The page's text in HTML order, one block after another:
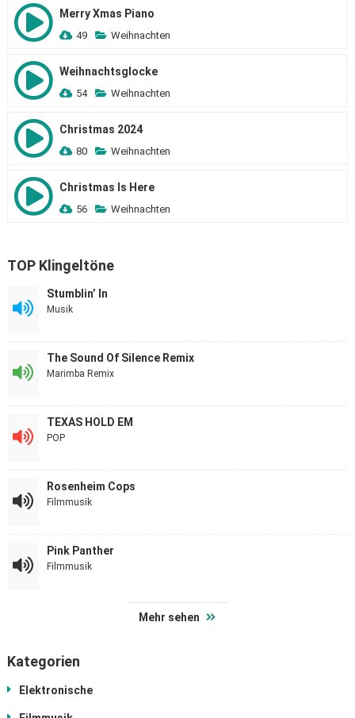
Merry Xmas Piano
49 Weihnachten
Weihnachtsglocke
54 Weihnachten
Christmas 2024
80 Weihnachten
Christmas Is Here
56 Weihnachten
TOP Klingeltöne
Stumblin’ In
Musik
The Sound Of Silence Remix
Marimba Remix
TEXAS HOLD EM
POP
Rosenheim Cops
Filmmusik
Pink Panther
Filmmusik
Mehr sehen
Kategorien
Elektronische